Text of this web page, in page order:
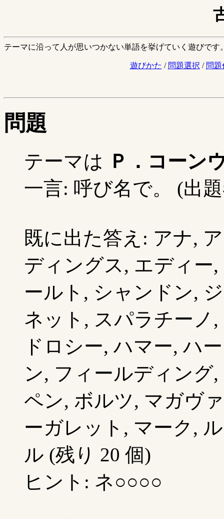
テーマに沿って人が思いつかない単語を挙げていく遊びです
遊びかた / 問題選択 / 問題
問題
テーマは Ｐ．コーン
一言: 呼び名で。 (出
既に出た答え: アナ,
ディングス, エディー
ールト, シャンドン,
ネット, スパラチーノ
ドロシー, ハマー, ハ
ン, フィールディング
ペン, ボルツ, マガヴ
ーガレット, マーク,
ル (残り 20 個)
ヒント: ネ○○○○